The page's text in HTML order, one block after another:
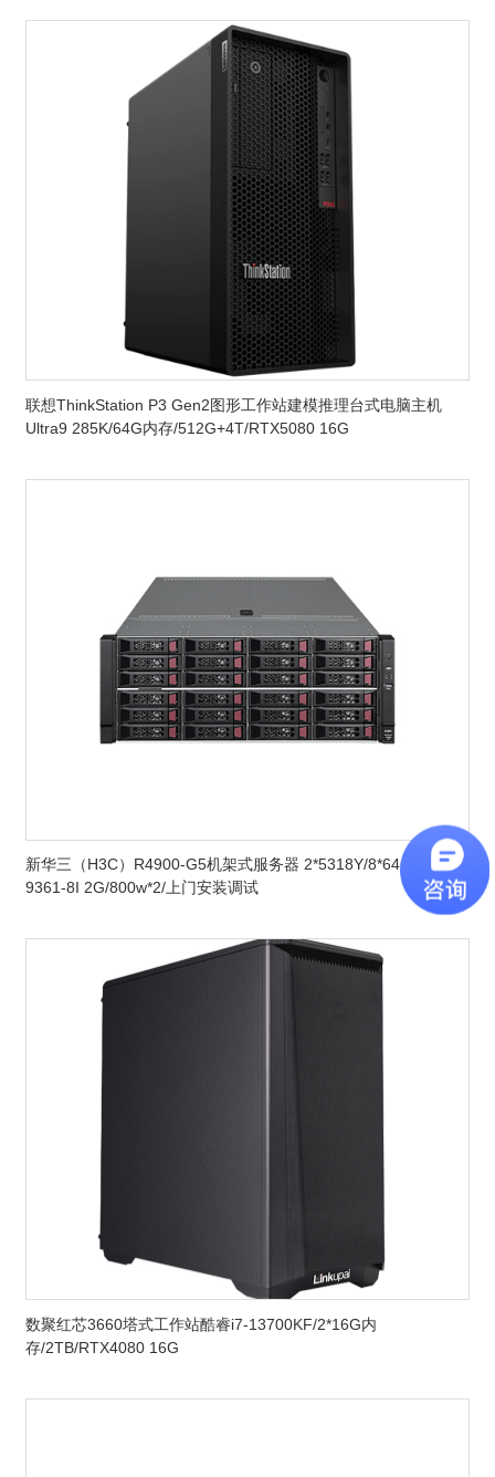
联想ThinkStation P3 Gen2图形工作站建模推理台式电脑主机
Ultra9 285K/64G内存/512G+4T/RTX5080 16G
新华三（H3C）R4900-G5机架式服务器 2*5318Y/8*64GB/2*12T
9361-8I 2G/800w*2/上门安装调试
数聚红芯3660塔式工作站酷睿i7-13700KF/2*16G内
存/2TB/RTX4080 16G